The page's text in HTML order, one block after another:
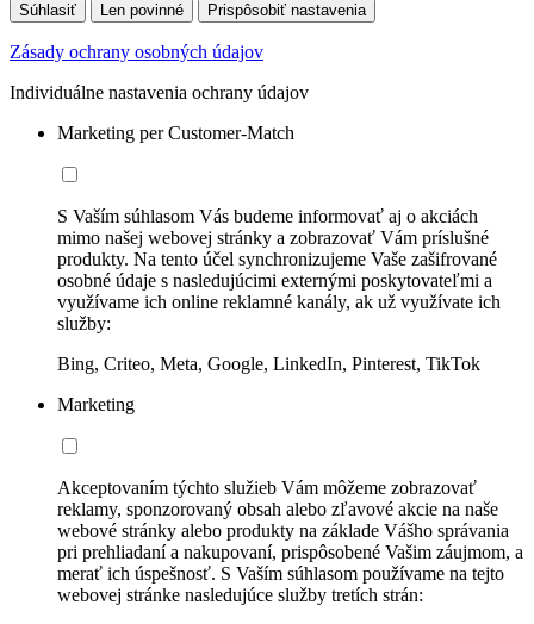
Súhlasiť Len povinné Prispôsobiť nastavenia
Zásady ochrany osobných údajov
Individuálne nastavenia ochrany údajov
Marketing per Customer-Match
S Vaším súhlasom Vás budeme informovať aj o akciách
mimo našej webovej stránky a zobrazovať Vám príslušné
produkty. Na tento účel synchronizujeme Vaše zašifrované
osobné údaje s nasledujúcimi externými poskytovateľmi a
využívame ich online reklamné kanály, ak už využívate ich
služby:
Bing, Criteo, Meta, Google, LinkedIn, Pinterest, TikTok
Marketing
Akceptovaním týchto služieb Vám môžeme zobrazovať
reklamy, sponzorovaný obsah alebo zľavové akcie na naše
webové stránky alebo produkty na základe Vášho správania
pri prehliadaní a nakupovaní, prispôsobené Vašim záujmom, a
merať ich úspešnosť. S Vaším súhlasom používame na tejto
webovej stránke nasledujúce služby tretích strán: